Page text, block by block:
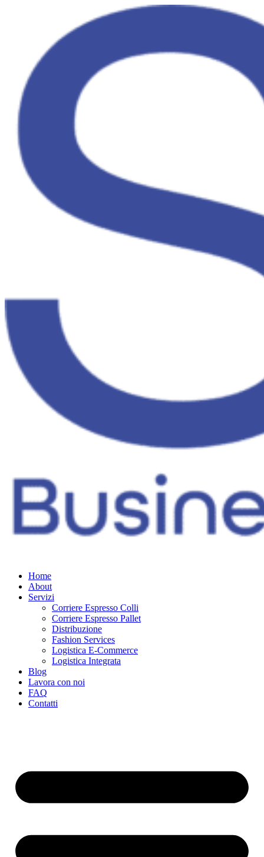
Home
About
Servizi
Corriere Espresso Colli
Corriere Espresso Pallet
Distribuzione
Fashion Services
Logistica E-Commerce
Logistica Integrata
Blog
Lavora con noi
FAQ
Contatti